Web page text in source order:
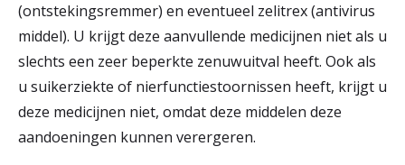
(ontstekingsremmer) en eventueel zelitrex (antivirus
middel). U krijgt deze aanvullende medicijnen niet als u
slechts een zeer beperkte zenuwuitval heeft. Ook als
u suikerziekte of nierfunctiestoornissen heeft, krijgt u
deze medicijnen niet, omdat deze middelen deze
aandoeningen kunnen verergeren.